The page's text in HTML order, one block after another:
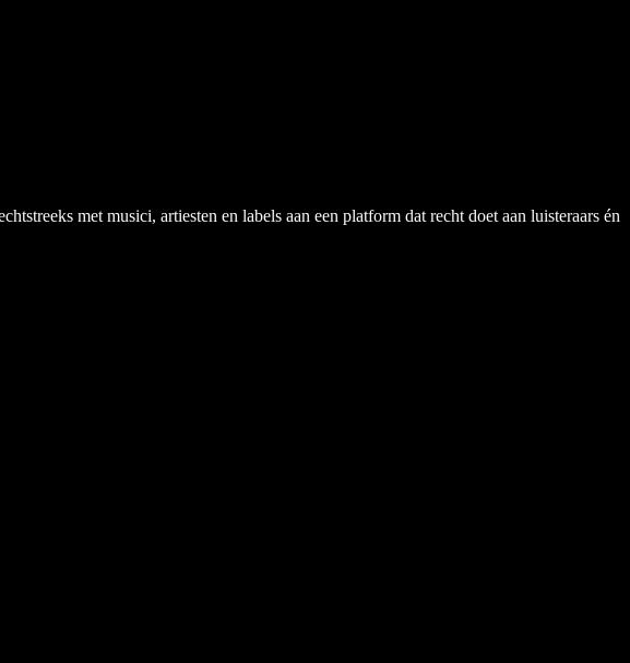
met musici, artiesten en labels aan een platform dat recht doet aan luisteraars én